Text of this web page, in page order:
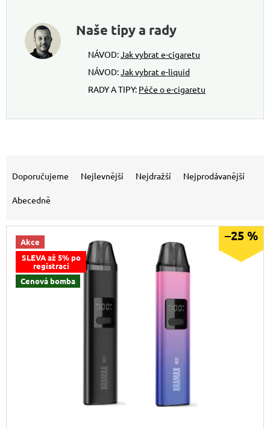
Naše tipy a rady
NÁVOD:Jak vybrat e-cigaretu
NÁVOD:Jak vybrat e-liquid
RADY A TIPY: Péče o e-cigaretu
Doporučujeme Nejlevnější Nejdražší Nejprodávanější
Abecedně
Akce
SLEVA až 5% po
registraci
Cenová bomba
–25 %